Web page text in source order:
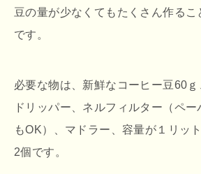
豆の量が少なくてもたくさん作るこ
です。
必要な物は、新鮮なコーヒー豆60ｇ
ドリッパー、ネルフィルター（ペ
もOK）、マドラー、容量が１リッ
2個です。